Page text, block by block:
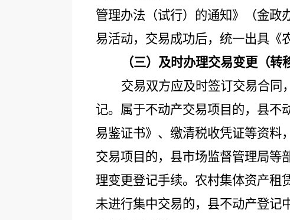
管理办法（试行）的通知》（金政
易活动，交易成功后，统一出具《
（三）及时办理交易变更（转
交易双方应及时签订交易合同
记。属于不动产交易项目的，县不
易鉴证书》、缴清税收凭证等资料
交易项目的，县市场监督管理局等
理变更登记手续。农村集体资产租
未进行集中交易的，县不动产登记